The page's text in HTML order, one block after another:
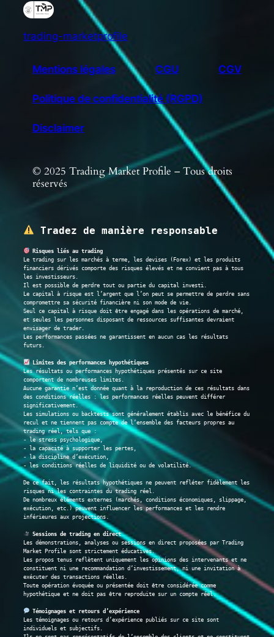
trading-marketprofile
Mentions légales CGU CGV
Politique de confidentialité (RGPD)
Disclaimer
© 2025 Trading Market Profile – Tous droits
réservés
Tradez de manière responsable
Risques liés au trading
Le trading sur les marchés à terme, les devises (Forex) et les produits
financiers dérivés comporte des risques élevés et ne convient pas à tous
les investisseurs.
Il est possible de perdre tout ou partie du capital investi.
Le capital à risque est l’argent que l’on peut se permettre de perdre sans
compromettre sa sécurité financière ni son mode de vie.
Seul ce capital à risque doit être engagé dans les opérations de marché,
et seules les personnes disposant de ressources suffisantes devraient
envisager de trader.
Les performances passées ne garantissent en aucun cas les résultats
futurs.
Limites des performances hypothétiques
Les résultats ou performances hypothétiques présentés sur ce site
comportent de nombreuses limites.
Aucune garantie n’est donnée quant à la reproduction de ces résultats dans
des conditions réelles : les performances réelles peuvent différer
significativement.
Les simulations ou backtests sont généralement établis avec le bénéfice du
recul et ne tiennent pas compte de l’ensemble des facteurs propres au
trading réel, tels que :
- le stress psychologique,
- la capacité à supporter les pertes,
- la discipline d’exécution,
- les conditions réelles de liquidité ou de volatilité.
De ce fait, les résultats hypothétiques ne peuvent refléter fidèlement les
risques ni les contraintes du trading réel.
De nombreux éléments externes (marchés, conditions économiques, slippage,
exécution, etc.) peuvent influencer les performances et les rendre
inférieures aux projections.
Sessions de trading en direct
Les démonstrations, analyses ou sessions en direct proposées par Trading
Market Profile sont strictement éducatives.
Les propos tenus reflètent uniquement les opinions des intervenants et ne
constituent ni une recommandation d’investissement, ni une invitation à
exécuter des transactions réelles.
Toute opération évoquée ou présentée doit être considérée comme
hypothétique et ne doit pas être reproduite sur un compte réel.
Témoignages et retours d’expérience
Les témoignages ou retours d’expérience publiés sur ce site sont
individuels et subjectifs.